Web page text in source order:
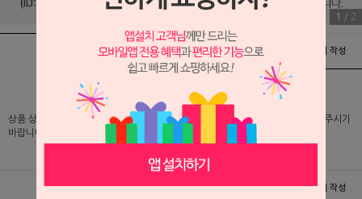
1 / 2
배송 및 교환/반품안내 상품후기 및 평가서 작성
상품 상세 설명 및 실제 구매 가격은 로그인 후 확인 가능하오니 반드시 로그인해 주시기
바랍니다.
상품정보 배송 및 교환/반품안내 상품후기 및 평가서 작성